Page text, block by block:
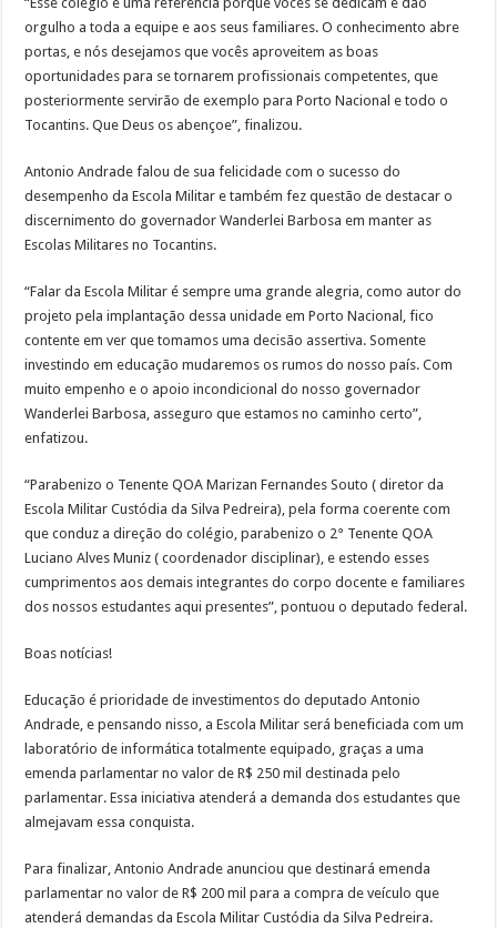
orgulho a toda a equipe e aos seus familiares. O conhecimento abre
portas, e nós desejamos que vocês aproveitem as boas
oportunidades para se tornarem profissionais competentes, que
posteriormente servirão de exemplo para Porto Nacional e todo o
Tocantins. Que Deus os abençoe”, finalizou.
Antonio Andrade falou de sua felicidade com o sucesso do
desempenho da Escola Militar e também fez questão de destacar o
discernimento do governador Wanderlei Barbosa em manter as
Escolas Militares no Tocantins.
“Falar da Escola Militar é sempre uma grande alegria, como autor do
projeto pela implantação dessa unidade em Porto Nacional, fico
contente em ver que tomamos uma decisão assertiva. Somente
investindo em educação mudaremos os rumos do nosso país. Com
muito empenho e o apoio incondicional do nosso governador
Wanderlei Barbosa, asseguro que estamos no caminho certo”,
enfatizou.
“Parabenizo o Tenente QOA Marizan Fernandes Souto ( diretor da
Escola Militar Custódia da Silva Pedreira), pela forma coerente com
que conduz a direção do colégio, parabenizo o 2° Tenente QOA
Luciano Alves Muniz ( coordenador disciplinar), e estendo esses
cumprimentos aos demais integrantes do corpo docente e familiares
dos nossos estudantes aqui presentes”, pontuou o deputado federal.
Boas notícias!
Educação é prioridade de investimentos do deputado Antonio
Andrade, e pensando nisso, a Escola Militar será beneficiada com um
laboratório de informática totalmente equipado, graças a uma
emenda parlamentar no valor de R$ 250 mil destinada pelo
parlamentar. Essa iniciativa atenderá a demanda dos estudantes que
almejavam essa conquista.
Para finalizar, Antonio Andrade anunciou que destinará emenda
parlamentar no valor de R$ 200 mil para a compra de veículo que
atenderá demandas da Escola Militar Custódia da Silva Pedreira.